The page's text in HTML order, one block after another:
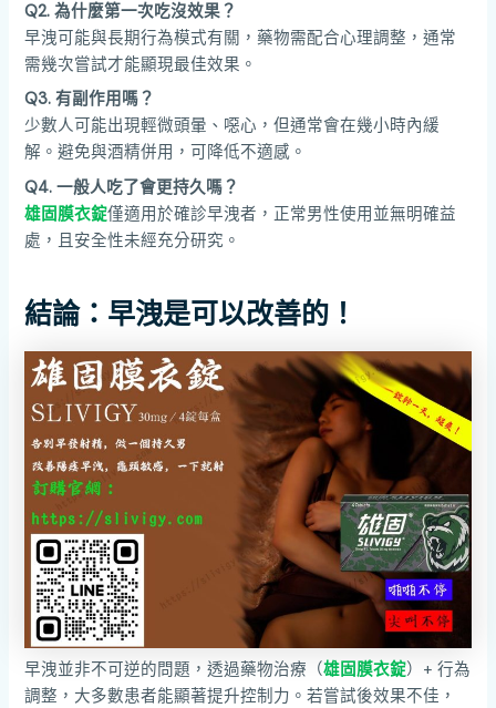
Q2. 為什麼第一次吃沒效果？
早洩可能與長期行為模式有關，藥物需配合心理調整，通常
需幾次嘗試才能顯現最佳效果。
Q3. 有副作用嗎？
少數人可能出現輕微頭暈、噁心，但通常會在幾小時內緩
解。避免與酒精併用，可降低不適感。
Q4. 一般人吃了會更持久嗎？
雄固膜衣錠僅適用於確診早洩者，正常男性使用並無明確益
處，且安全性未經充分研究。
結論：早洩是可以改善的！
早洩並非不可逆的問題，透過藥物治療（雄固膜衣錠）+ 行為
調整，大多數患者能顯著提升控制力。若嘗試後效果不佳，